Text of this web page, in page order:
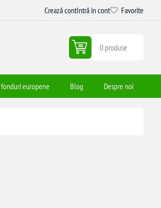
Crează contIntră în cont Favorite
0 produse
europene Blog Despre noi